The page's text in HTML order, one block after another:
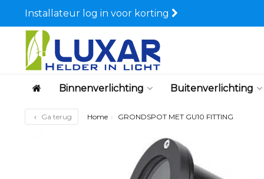
Installateur log in voor korting
Binnenverlichting Buitenverlichting
Ga terug Home GRONDSPOT MET GU10 FITTING